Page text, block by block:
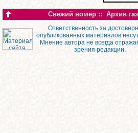
Свежий номер :: Архив
Ответственность за
опубликованных материалов
Мнение автора не всегда
зрения редакции.